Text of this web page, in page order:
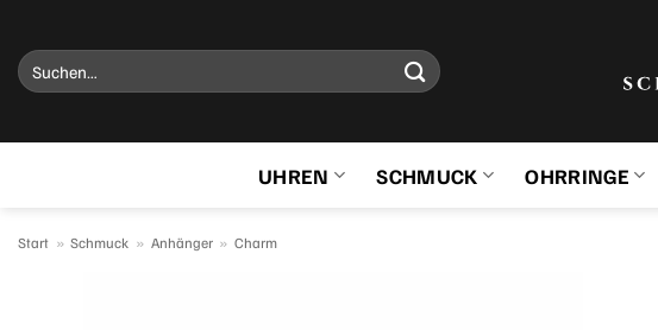
Inhalt
springen
Suchen
nach:
UHREN SCHMUCK OHRRINGE
Start » Schmuck » Anhänger » Charm